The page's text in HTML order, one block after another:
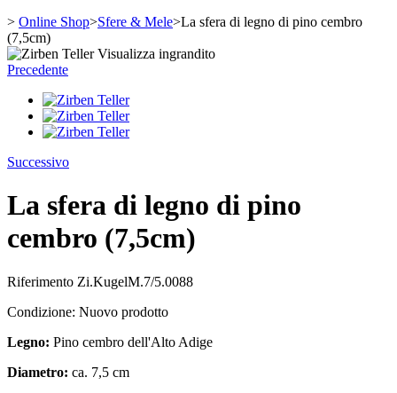
> Online Shop>Sfere & Mele>La sfera di legno di pino cembro
(7,5cm)
Visualizza ingrandito
Precedente
Successivo
La sfera di legno di pino
cembro (7,5cm)
Riferimento Zi.KugelM.7/5.0088
Condizione: Nuovo prodotto
Legno: Pino cembro dell'Alto Adige
Diametro: ca. 7,5 cm